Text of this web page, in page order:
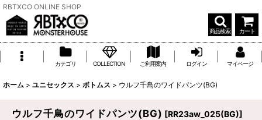
RBTXCO ONLINE SHOP
商品検索 カート
カテゴリ COLLECTION ご利用案内 ログイン マイページ
ホーム > ユニセックス > ボトムス > ウルフ千鳥のワイドパンツ(BG)
ウルフ千鳥のワイドパンツ(BG) [RR23aw_025(BG)]